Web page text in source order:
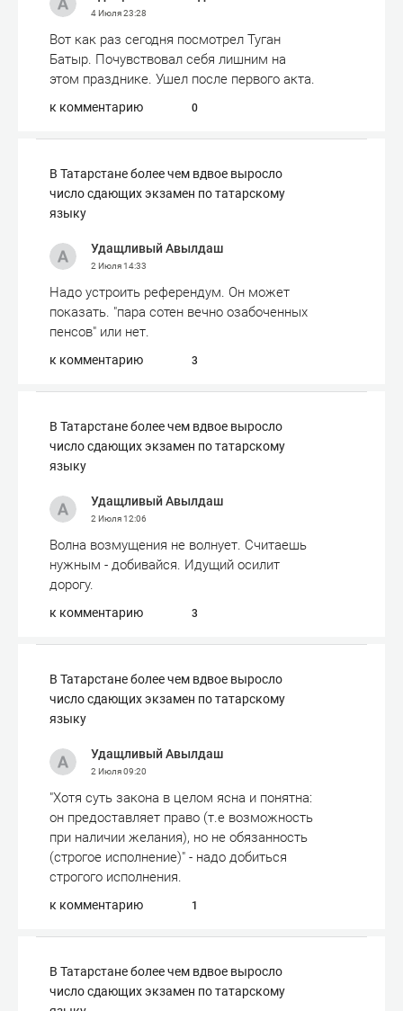
4 Июля23:28
Вот как раз сегодня посмотрел Туган
Батыр. Почувствовал себя лишним на
этом празднике. Ушел после первого акта.
к комментарию 0
В Татарстане более чем вдвое выросло
число сдающих экзамен по татарскому
языку
Удащливый Авылдаш
2 Июля14:33
Надо устроить референдум. Он может
показать. "пара сотен вечно озабоченных
пенсов" или нет.
к комментарию 3
В Татарстане более чем вдвое выросло
число сдающих экзамен по татарскому
языку
Удащливый Авылдаш
2 Июля12:06
Волна возмущения не волнует. Считаешь
нужным - добивайся. Идущий осилит
дорогу.
к комментарию 3
В Татарстане более чем вдвое выросло
число сдающих экзамен по татарскому
языку
Удащливый Авылдаш
2 Июля09:20
"Хотя суть закона в целом ясна и понятна:
он предоставляет право (т.е возможность
при наличии желания), но не обязанность
(строгое исполнение)" - надо добиться
строгого исполнения.
к комментарию 1
В Татарстане более чем вдвое выросло
число сдающих экзамен по татарскому